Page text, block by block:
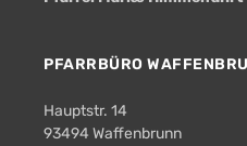
PFARRBÜRO
Hauptstr. 14
93494 Waffenbrunn